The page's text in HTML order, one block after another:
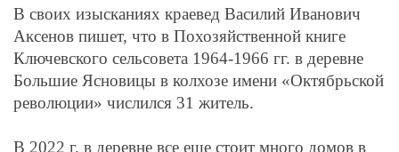
В своих изысканиях краевед Василий Иванович
Аксенов пишет, что в Похозяйственной книге
Ключевского сельсовета 1964-1966 гг. в деревне
Большие Ясновицы в колхозе имени «Октябрьской
революции» числился 31 житель.
В 2022 г. в деревне все еще стоит много домов в